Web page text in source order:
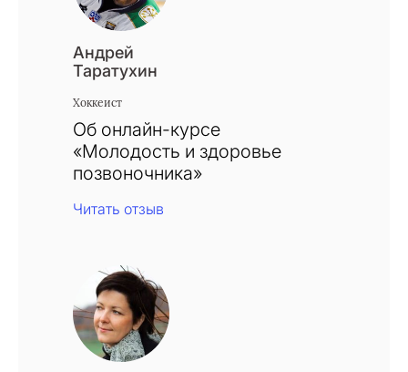
Андрей
Таратухин
Хоккеист
Об онлайн-курсе
«Молодость и здоровье
позвоночника»
Читать отзыв